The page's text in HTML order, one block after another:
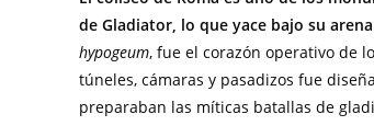
de Gladiator, lo que yace bajo su
hypogeum, fue el corazón operativo de
túneles, cámaras y pasadizos fue
preparaban las míticas batallas de